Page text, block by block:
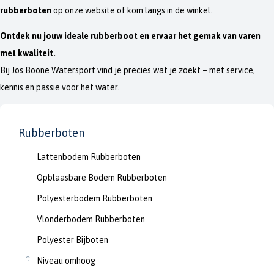
Rubberboten
Lattenbodem Rubberboten
Opblaasbare Bodem Rubberboten
Polyesterbodem Rubberboten
Vlonderbodem Rubberboten
Polyester Bijboten
Niveau omhoog
rubberbotenop onze website of kom langs in de winkel.
Ontdek nu jouw ideale rubberboot en ervaar het gemak van varen
met kwaliteit.
Bij Jos Boone Watersport vind je precies wat je zoekt – met service,
kennis en passie voor het water.